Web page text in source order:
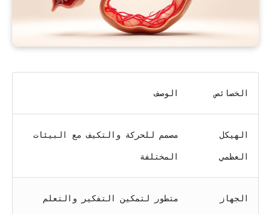
الخصائص الوصف
الهيكل
العظمي
مصمم للحركة والتكيف مع البيئات
المختلفة
الجهاز متطور لتمكين التفكير والتعلم